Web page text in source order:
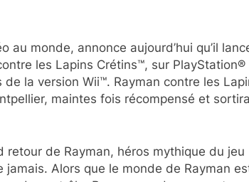
monde, annonce aujourd’hui qu’il
les Lapins Crétins™, sur PlayStation®
la version Wii™. Rayman contre les
maintes fois récompensé et
retour de Rayman, héros mythique du jeu
Alors que le monde de Rayman